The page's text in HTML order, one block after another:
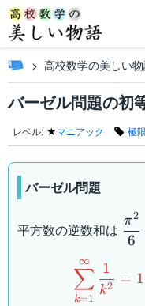
高校数学の美しい
バーゼル問題の初
レベル: ★マニアック 極限
バーゼル問題
平方数の逆数和は {6}
6
π2
k=1
∑
∞
k2
1
= 1